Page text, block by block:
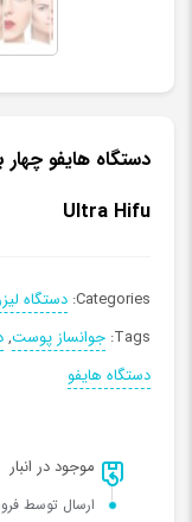
Ultra Hifu
Categories: دستگاه
Tags: جوانساز پوست,
دستگاه هایفو
موجود در انبار
ارسال توسط